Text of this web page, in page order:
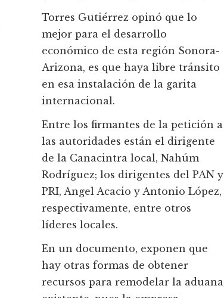
Torres Gutiérrez opinó que lo
mejor para el desarrollo
económico de esta región Sonora-
Arizona, es que haya libre tránsito
en esa instalación de la garita
internacional.
Entre los firmantes de la petición a
las autoridades están el dirigente
de la Canacintra local, Nahúm
Rodríguez; los dirigentes del PAN y
PRI, Angel Acacio y Antonio López,
respectivamente, entre otros
líderes locales.
En un documento, exponen que
hay otras formas de obtener
recursos para remodelar la aduana